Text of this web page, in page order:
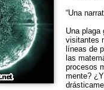
“Una
Una plaga
visitantes
líneas de
las
procesos
mente?